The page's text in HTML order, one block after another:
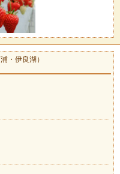
・伊良湖）